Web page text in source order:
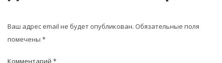
Ваш адрес email не будет опубликован. Обязательные поля
помечены *
Комментарий *